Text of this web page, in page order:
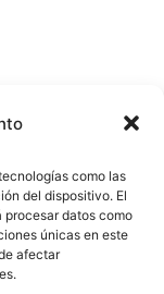
como las
del dispositivo. El
datos como
únicas en este
afectar